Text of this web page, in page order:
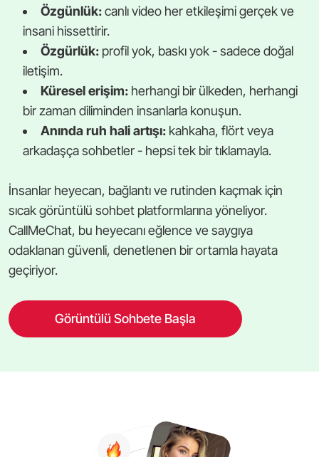
Özgünlük:canlı video her etkileşimi gerçek ve
insani hissettirir.
Özgürlük: profil yok, baskı yok - sadece doğal
iletişim.
Küresel erişim: herhangi bir ülkeden, herhangi
bir zaman diliminden insanlarla konuşun.
Anında ruh hali artışı: kahkaha, flört veya
arkadaşça sohbetler - hepsi tek bir tıklamayla.
İnsanlar heyecan, bağlantı ve rutinden kaçmak için
sıcak görüntülü sohbet platformlarına yöneliyor.
CallMeChat, bu heyecanı eğlence ve saygıya
odaklanan güvenli, denetlenen bir ortamla hayata
geçiriyor.
Görüntülü Sohbete Başla